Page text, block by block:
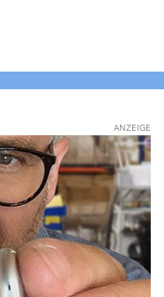
ANZEIGE